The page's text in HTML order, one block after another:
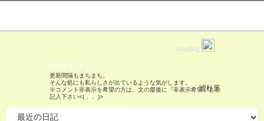
love2log
【日常】オンリーで！
更新間隔もまちまち。
そんな処にも私らしさが出ているような気がします。
※コメント非表示を希望の方は、文の最後に『非表示希望』とご
記入下さい<(．． )>
琥杜葉